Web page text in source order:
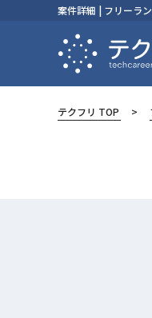
案件詳細 | フリーラ
テクフリ TOP